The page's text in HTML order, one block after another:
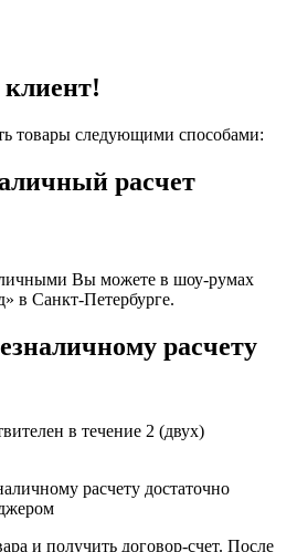
товары следующими способами:
расчет
Вы можете в шоу-румах
в Санкт-Петербурге.
расчету
в течение 2 (двух)
расчету достаточно
и получить договор-счет. После